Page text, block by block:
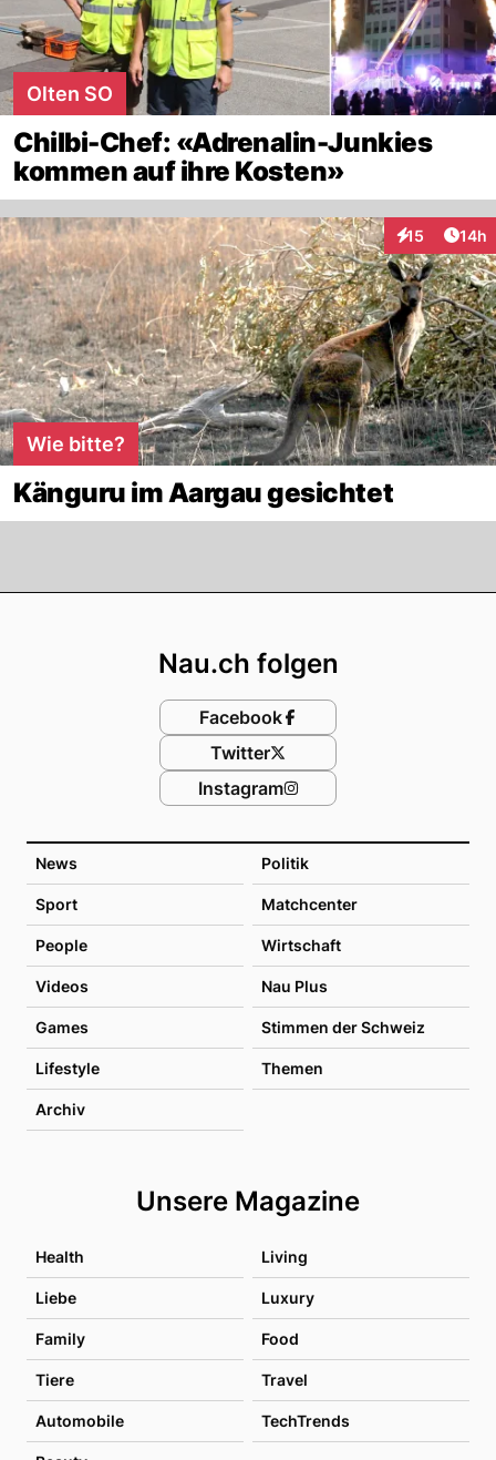
Olten SO
Chilbi-Chef: «Adrenalin-Junkies
kommen auf ihre Kosten»
15
Interaktionen
14h
Wie bitte?
Känguru im Aargau gesichtet
News Politik
Sport Matchcenter
People Wirtschaft
Videos Nau Plus
Games Stimmen der Schweiz
Lifestyle Themen
Archiv
Unsere Magazine
Health Living
Liebe Luxury
Family Food
Tiere Travel
Automobile TechTrends
Nau.ch folgen
Facebook
Twitter
Instagram